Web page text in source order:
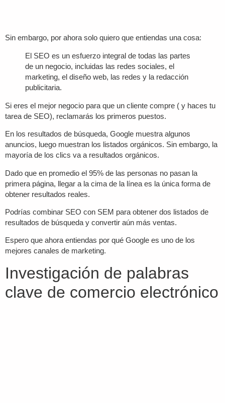
Sin embargo, por ahora solo quiero que entiendas una cosa:
El SEO es un esfuerzo integral de todas las partes
de un negocio, incluidas las redes sociales, el
marketing, el diseño web, las redes y la redacción
publicitaria.
Si eres el mejor negocio para que un cliente compre ( y haces tu
tarea de SEO), reclamarás los primeros puestos.
En los resultados de búsqueda, Google muestra algunos
anuncios, luego muestran los listados orgánicos. Sin embargo, la
mayoría de los clics va a resultados orgánicos.
Dado que en promedio el 95% de las personas no pasan la
primera página, llegar a la cima de la línea es la única forma de
obtener resultados reales.
Podrías combinar SEO con SEM para obtener dos listados de
resultados de búsqueda y convertir aún más ventas.
Espero que ahora entiendas por qué Google es uno de los
mejores canales de marketing.
Investigación de palabras
clave de comercio electrónico